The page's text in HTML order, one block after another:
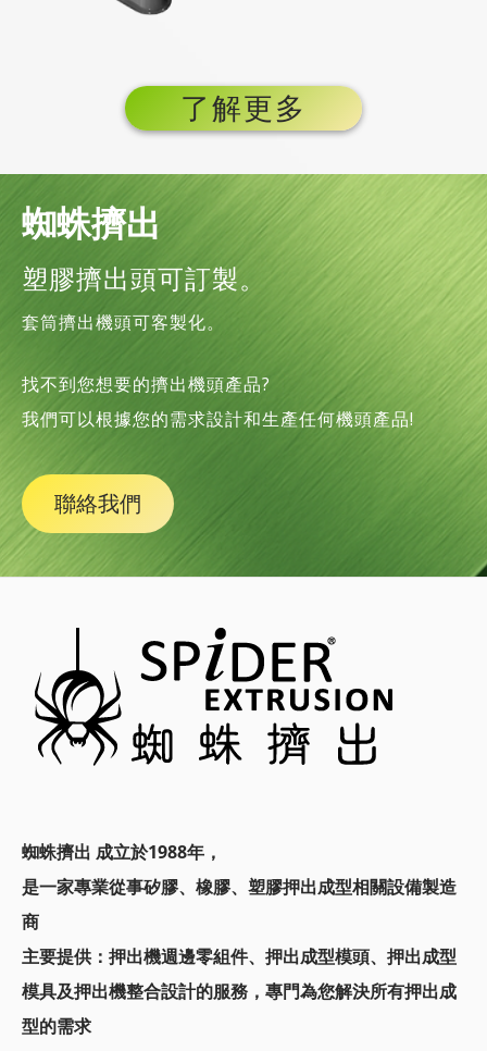
了解更多
蜘蛛擠出
塑膠擠出頭可訂製。
套筒擠出機頭可客製化。
找不到您想要的擠出機頭產品?
我們可以根據您的需求設計和生產任何機頭產品!
聯絡我們
蜘蛛擠出 成立於1988年，
是一家專業從事矽膠、橡膠、塑膠押出成型相關設備製造
商
主要提供： 押出機週邊零組件、押出成型模頭、 押出成型
模具及押出機整合設計的服務， 專門為您解決所有押出成
型的需求